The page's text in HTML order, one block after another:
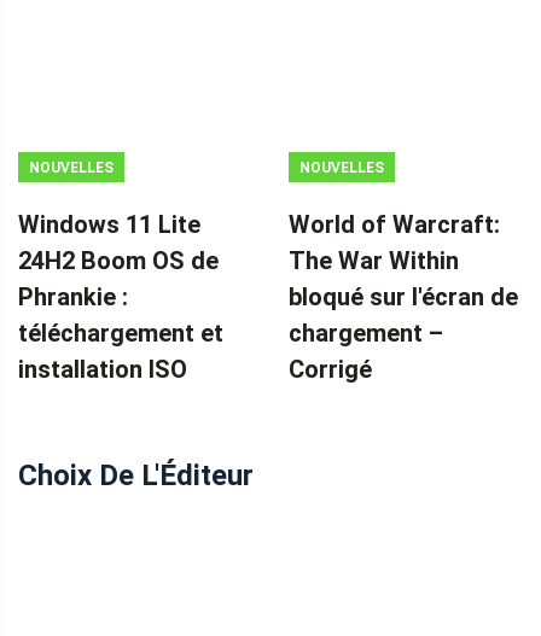
NOUVELLES
Windows 11 Lite
24H2 Boom OS de
Phrankie :
téléchargement et
installation ISO
NOUVELLES
World of Warcraft:
The War Within
bloqué sur l'écran de
chargement – ​​
Corrigé
Choix De L'Éditeur